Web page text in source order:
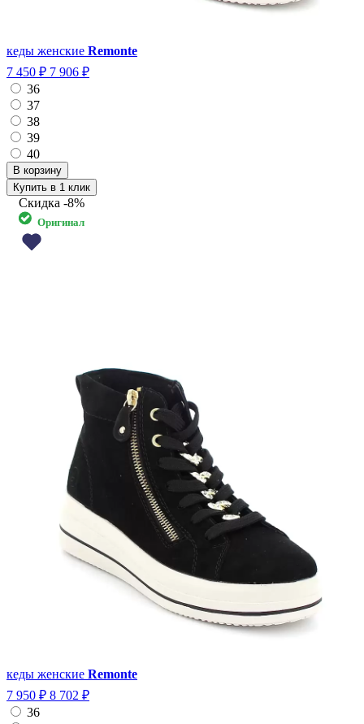
кеды женские Remonte
7 450 ₽ 7 906 ₽
36
37
38
39
40
Купить в 1 клик
Скидка -8%
Оригинал
кеды женские Remonte
7 950 ₽ 8 702 ₽
36